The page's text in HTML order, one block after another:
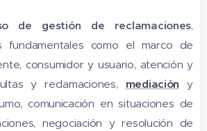
de gestión de reclamaciones,
fundamentales como el marco de
consumidor y usuario, atención y
y reclamaciones, mediación y
comunicación en situaciones de
negociación y resolución de